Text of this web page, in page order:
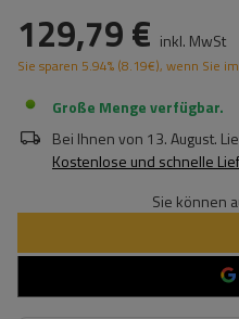
129,79 € inkl. MwSt
Sie sparen 5.94% (8.19€), wenn Sie
Große Menge verfügbar
Bei Ihnen von 13. August.
Kostenlose und schnelle
Sie können